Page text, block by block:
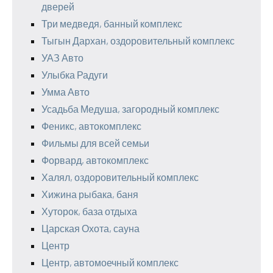
дверей
Три медведя, банный комплекс
Тыгын Дархан, оздоровительный комплекс
УАЗ Авто
Улыбка Радуги
Умма Авто
Усадьба Медуша, загородный комплекс
Феникс, автокомплекс
Фильмы для всей семьи
Форвард, автокомплекс
Халял, оздоровительный комплекс
Хижина рыбака, баня
Хуторок, база отдыха
Царская Охота, сауна
Центр
Центр, автомоечный комплекс